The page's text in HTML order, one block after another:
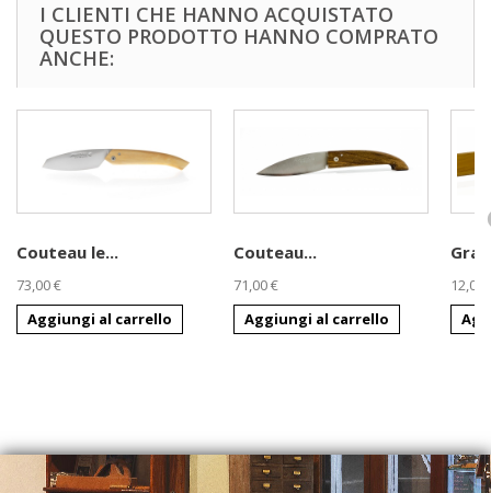
I CLIENTI CHE HANNO ACQUISTATO
QUESTO PRODOTTO HANNO COMPRATO
ANCHE:
Couteau le...
73,00 €
Aggiungi al carrello
Couteau...
71,00 €
Aggiungi al carrello
12,00